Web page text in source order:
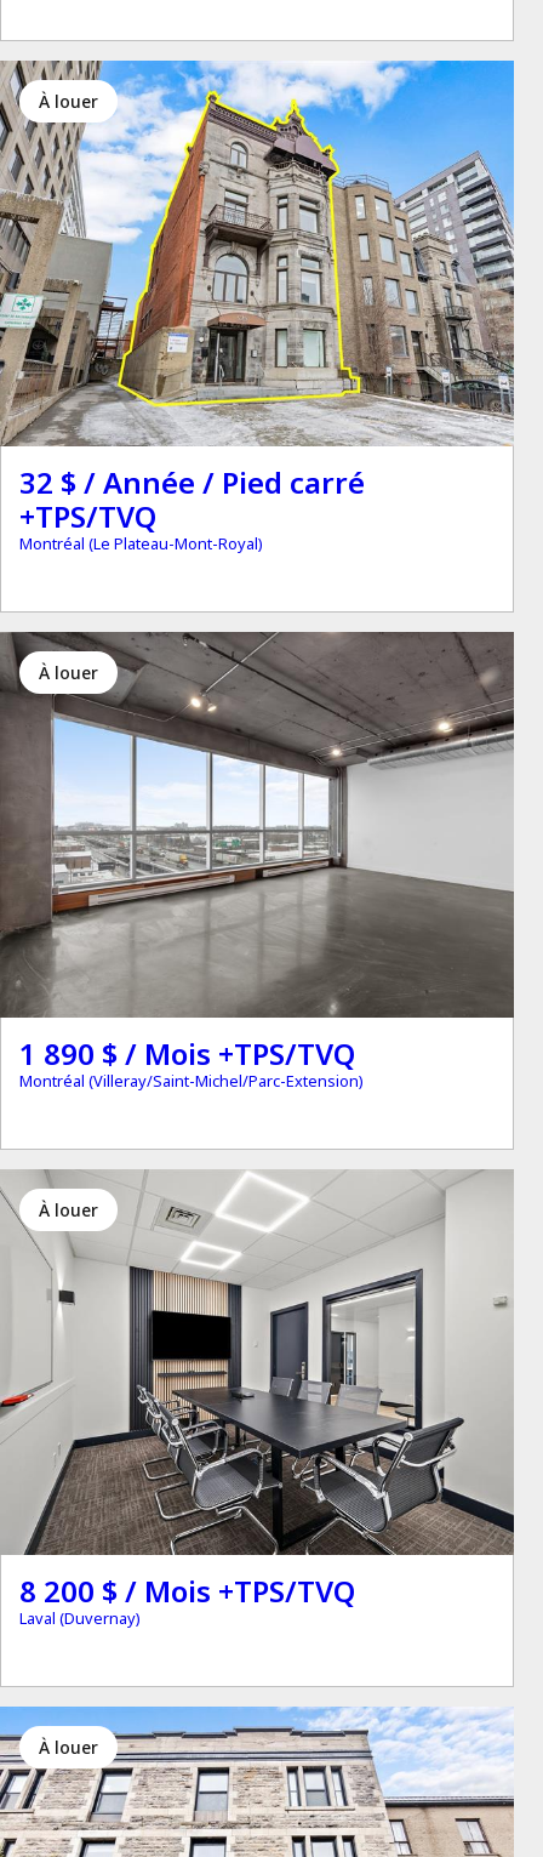
à louer
32 $ / Année / Pied carré
+TPS/TVQ
Montréal (Le Plateau-Mont-Royal)
à louer
1 890 $ / Mois +TPS/TVQ
Montréal (Villeray/Saint-Michel/Parc-Extension)
à louer
8 200 $ / Mois +TPS/TVQ
Laval (Duvernay)
à louer